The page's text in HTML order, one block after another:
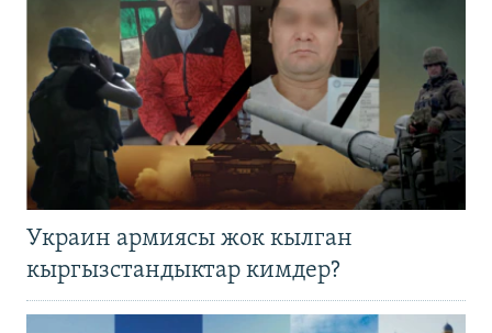
Украин армиясы жок кылган
кыргызстандыктар кимдер?